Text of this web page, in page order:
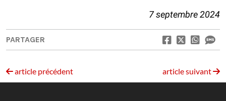
7 septembre 2024
PARTAGER
article précédent article suivant